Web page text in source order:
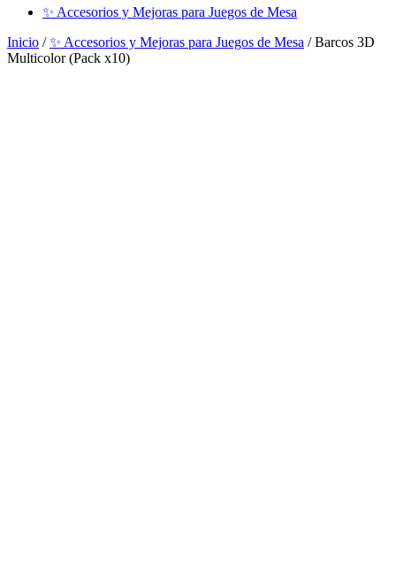
✨ Accesorios y Mejoras para Juegos de Mesa
Inicio /✨ Accesorios y Mejoras para Juegos de Mesa / Barcos 3D
Multicolor (Pack x10)